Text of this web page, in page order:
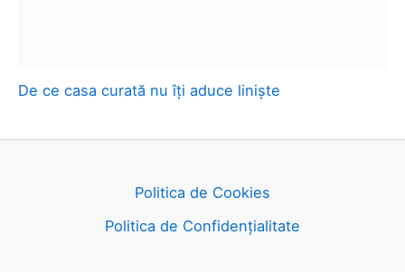
De ce casa curată nu îți aduce liniște
Politica de Cookies
Politica de Confidențialitate